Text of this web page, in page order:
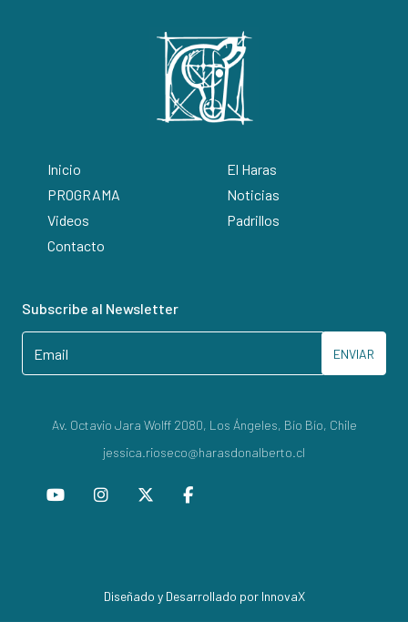
Inicio
El Haras
PROGRAMA
Noticias
Videos
Padrillos
Contacto
Subscribe al Newsletter
ENVIAR
Av. Octavio Jara Wolff 2080, Los Ángeles, Bío Bío, Chile
jessica.rioseco@harasdonalberto.cl
Diseñado y Desarrollado por InnovaX